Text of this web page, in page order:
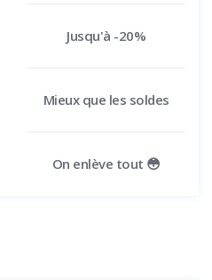
Jusqu'à -20%
Mieux que les soldes
On enlève tout 😳